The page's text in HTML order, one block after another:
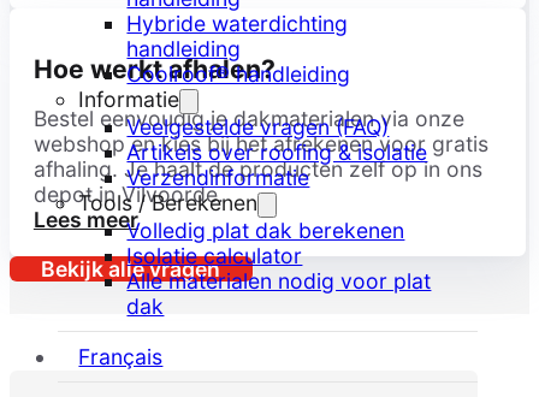
Hybride waterdichting
handleiding
Coolroof® handleiding
Informatie
Veelgestelde vragen (FAQ)
Artikels over roofing & isolatie
Verzendinformatie
Tools / Berekenen
Volledig plat dak berekenen
Isolatie calculator
Alle materialen nodig voor plat
dak
Français
Hoe werkt afhalen?
Bestel eenvoudig je dakmaterialen via onze
webshop en kies bij het afrekenen voor gratis
afhaling. Je haalt de producten zelf op in ons
depot in Vilvoorde.
Lees meer
Bekijk alle vragen